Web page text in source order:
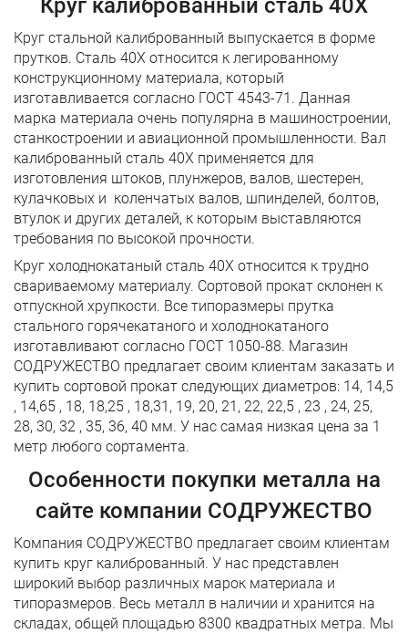
Круг калиброванный сталь 40Х
Круг стальной калиброванный выпускается в форме
прутков. Сталь 40Х относится к легированному
конструкционному материала, который
изготавливается согласно ГОСТ 4543-71. Данная
марка материала очень популярна в машиностроении,
станкостроении и авиационной промышленности. Вал
калиброванный сталь 40Х применяется для
изготовления штоков, плунжеров, валов, шестерен,
кулачковых и коленчатых валов, шпинделей, болтов,
втулок и других деталей, к которым выставляются
требования по высокой прочности.
Круг холоднокатаный сталь 40Х относится к трудно
свариваемому материалу. Сортовой прокат склонен к
отпускной хрупкости. Все типоразмеры прутка
стального горячекатаного и холоднокатаного
изготавливают согласно ГОСТ 1050-88. Магазин
СОДРУЖЕСТВО предлагает своим клиентам заказать и
купить сортовой прокат следующих диаметров: 14, 14,5
, 14,65 , 18, 18,25 , 18,31, 19, 20, 21, 22, 22,5 , 23 , 24, 25,
28, 30, 32 , 35, 36, 40 мм. У нас самая низкая цена за 1
метр любого сортамента.
Особенности покупки металла на
сайте компании СОДРУЖЕСТВО
Компания СОДРУЖЕСТВО предлагает своим клиентам
купить круг калиброванный. У нас представлен
широкий выбор различных марок материала и
типоразмеров. Весь металл в наличии и хранится на
складах, общей площадью 8300 квадратных метра. Мы